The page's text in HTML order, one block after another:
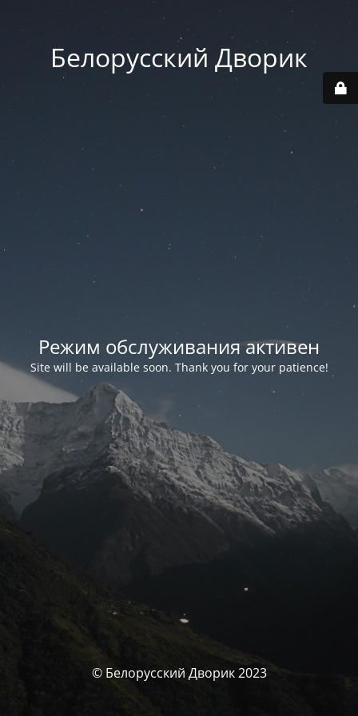
Белорусский Дворик
Режим обслуживания активен
Site will be available soon. Thank you for your patience!
© Белорусский Дворик 2023